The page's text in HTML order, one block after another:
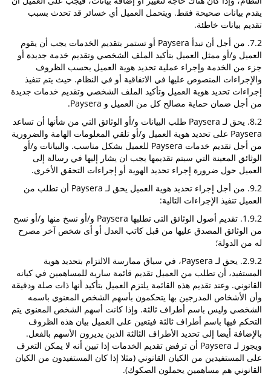
يقدم بيانات صحيحة فقط. ويتحمل العميل أي خسائر قد تحدث بسبب
تقديم بيانات خاطئة.
7.2. من أجل أن تبدأ Paysera أو تستمر بتقديم الخدمات يجب أن يقوم
العميل و/أو ممثل العميل بتأكيد الملف الشخصي وتقديم خدمة جديدة أو
جزء من الخدمة وإجراء عملية تحديد هوية العميل بحسب الظروف
والإجراءات المنصوص عليها في الاتفاقية أو في النظام. حيث يتم تنفيذ
إجراءات تحديد هوية العميل وتأكيد الملف الشخصي وتقديم خدمات جديدة
من أجل ضمان حماية مصالح كل من العميل و Paysera.
8.2. يحق لـ Paysera طلب البيانات و/أو الوثائق التي من شأنها أن تساعد
Paysera على تحديد هوية العميل و/أو تلقي المعلومات الهامة والضرورية
من أجل تقديم خدمات Paysera للعميل بشكل مناسب. والبيانات و/أو
الوثائق المعينة التي سيتم تقديمها يجب ان يشار إليها في رسالة إلى
العميل حول ضرورة إجراء تحديد الهوية أو إجراءات التحقق الأخرى.
9.2. من أجل إجراء تحديد هوية العميل يحق لـ Paysera أن تطلب من
العميل تنفيذ الإجراءات التالية:
1.9.2. تقديم أصول الوثائق التى تطلبها Paysera و/أو نسخ منها و/أو نسخ
من الوثائق المصدق عليها من قبل كاتب العدل أو أى شخص آخر مصرح
له من الدولة؛
2.9.2. يحق لـ Paysera، في سياق ممارسة الالتزام بتحديد هوية
المستفيد، أن تطلب من العميل تقديم قائمة سارية للمساهمين في كيانه
القانوني. وعند تقديم هذه القائمة يلتزم العميل بتأكيد أنها ذات صلة ودقيقة
وأن الأشخاص المدرجين بها يتحكمون بأسهم الشخص المعنوي باسمه
الشخصي وليس باسم أطراف ثالثة. وإذا كانت أسهم الشخص المعنوي يتم
التحكم فيها باسم أطراف ثالثة فيتعين على العميل بيان هذه الظروف
بالإضافة أيضا إلى تحديد الأطراف الثالثة الذين يديرون الأسهم بالفعل.
ويجوز لـ Paysera أن ترفض تقديم الخدمات إذا تبين أنه لا يمكن التعرف
على المستفيدين من الكيان القانوني (مثلا إذا كان المستفيدون من الكيان
القانوني هم مساهمين يحملون الصكوك).